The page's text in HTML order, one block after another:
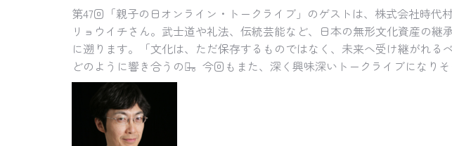
第47回「親子の日オンライン・トークライブ」のゲストは、株式会社時
リョウイチさん。武士道や礼法、伝統芸能など、日本の無形文化資産の
に遡ります。「文化は、ただ保存するものではなく、未来へ受け継がれる
どのように響き合うのか̶̶。今回もまた、深く興味深いトークライブになりそ